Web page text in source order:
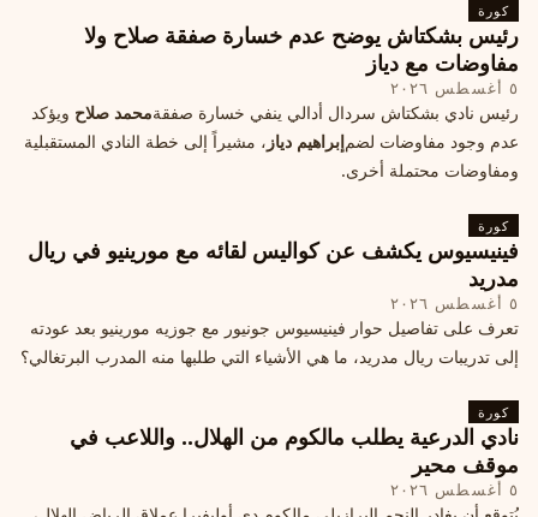
كورة
رئيس بشكتاش يوضح عدم خسارة صفقة صلاح ولا
مفاوضات مع دياز
٥ أغسطس ٢٠٢٦
رئيس نادي بشكتاش سردال أدالي ينفي خسارة صفقةمحمد صلاح ويؤكد
عدم وجود مفاوضات لضمإبراهيم دياز ، مشيراً إلى خطة النادي المستقبلية
ومفاوضات محتملة أخرى.
كورة
فينيسيوس يكشف عن كواليس لقائه مع مورينيو في ريال
مدريد
٥ أغسطس ٢٠٢٦
تعرف على تفاصيل حوار فينيسيوس جونيور مع جوزيه مورينيو بعد عودته
إلى تدريبات ريال مدريد، ما هي الأشياء التي طلبها منه المدرب البرتغالي؟
كورة
نادي الدرعية يطلب مالكوم من الهلال.. واللاعب في
موقف محير
٥ أغسطس ٢٠٢٦